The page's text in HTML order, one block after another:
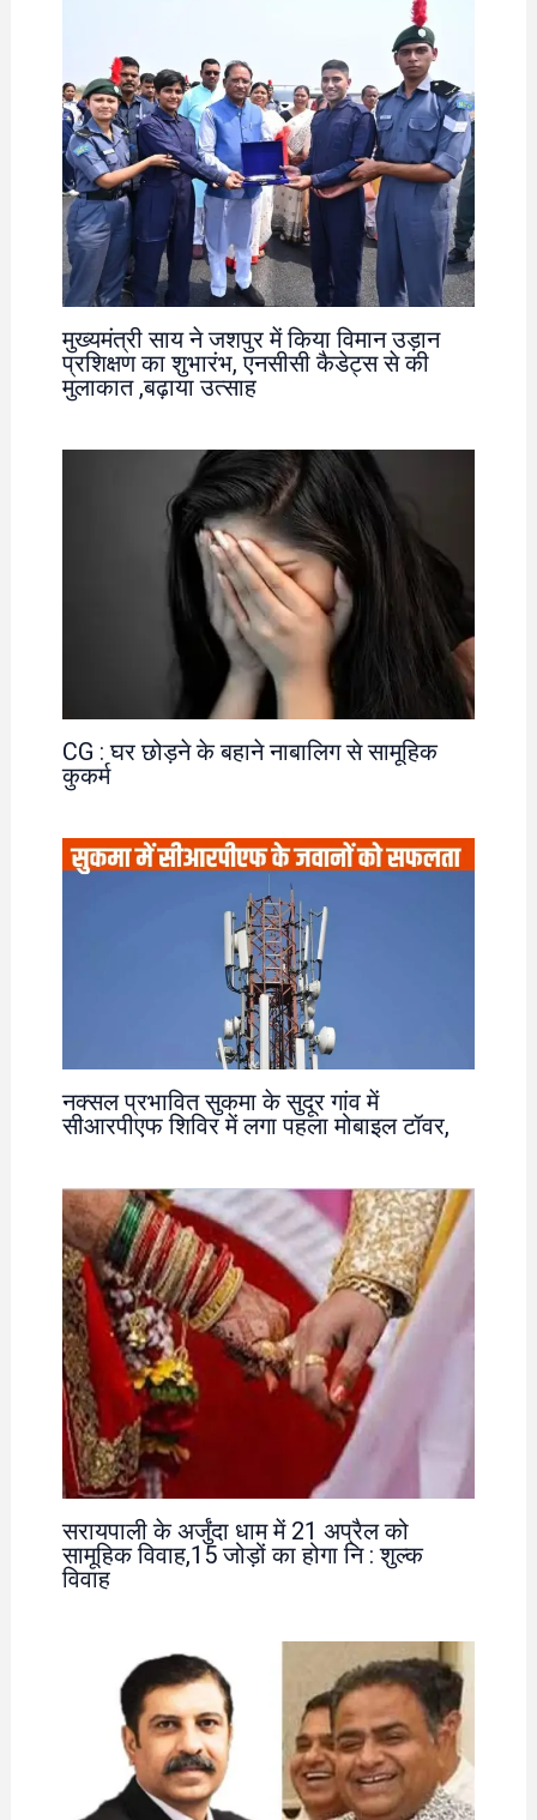
मुख्यमंत्री साय ने जशपुर में किया विमान उड़ान
प्रशिक्षण का शुभारंभ, एनसीसी कैडेट्स से की
मुलाकात ,बढ़ाया उत्साह
CG : घर छोड़ने के बहाने नाबालिग से सामूहिक
कुकर्म
नक्सल प्रभावित सुकमा के सुदूर गांव में
सीआरपीएफ शिविर में लगा पहला मोबाइल टॉवर,
सरायपाली के अर्जुंदा धाम में 21 अप्रैल को
सामूहिक विवाह,15 जोड़ों का होगा नि : शुल्क
विवाह